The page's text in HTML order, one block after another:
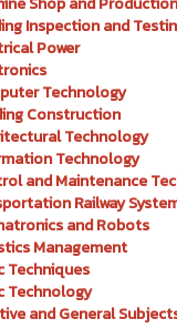
and Mechanic
Shop and Production
Inspection and Testing
Power
Technology
Construction
Technology
Technology
and Maintenance
Railway System
and Robots